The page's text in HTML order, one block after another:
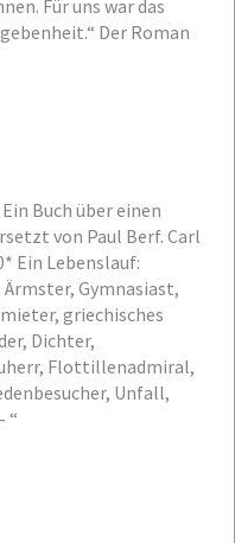
Für uns war das
Der Roman
Ein Buch über einen
von Paul Berf. Carl
Ein Lebenslauf:
Gymnasiast,
griechisches
Dichter,
Flottillenadmiral,
Unfall,
“